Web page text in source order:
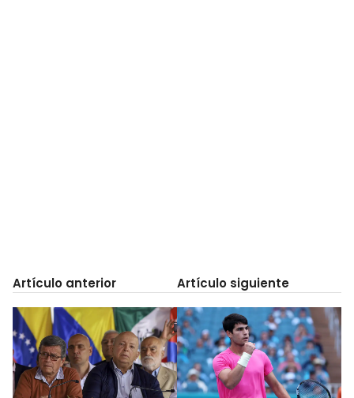
Artículo anterior Artículo siguiente